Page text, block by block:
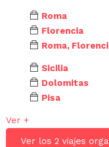
Roma
Florencia
Roma,
Sicilia
Dolomitas
Pisa
Ver +
Ver los 2 viajes